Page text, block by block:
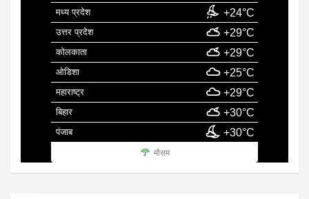
मध्य प्रदेश +24°C
उत्तर प्रदेश +29°C
कोलकाता +29°C
ओडिशा +25°C
महाराष्ट्र +29°C
बिहार +30°C
पंजाब +30°C
मौसम